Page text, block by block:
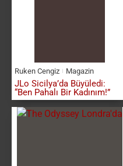
Ruken Cengiz Magazin
JLo Sicilya’da Büyüledi:
“Ben Pahalı Bir Kadınım!”